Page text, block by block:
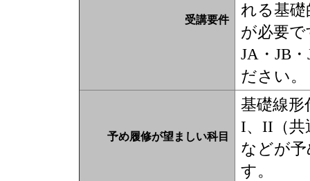
受講要件
れる基
が必要
JA・JB
ださい。
予め履修が望ましい科目
基礎線
I、II（共
などが
す。